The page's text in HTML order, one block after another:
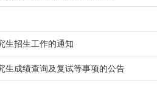
生招生工作的通知
生成绩查询及复试等事项的公告